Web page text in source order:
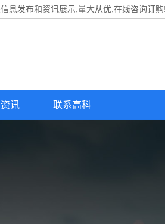
息发布和资讯展示,量大从优,在线咨询订购!
讯 联系高科